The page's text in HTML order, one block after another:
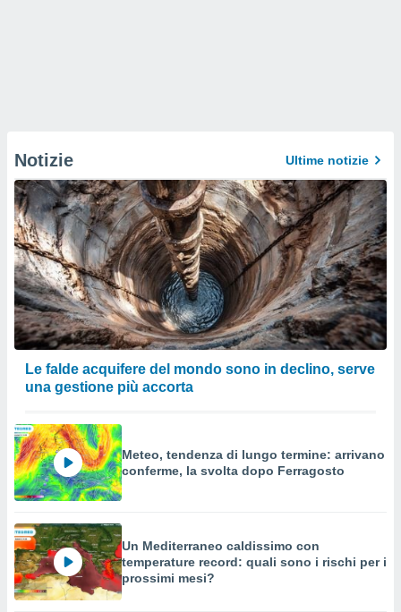
Notizie Ultime notizie
Le falde acquifere del mondo sono in declino, serve
una gestione più accorta
Meteo, tendenza di lungo termine: arrivano
conferme, la svolta dopo Ferragosto
Un Mediterraneo caldissimo con
temperature record: quali sono i rischi per i
prossimi mesi?